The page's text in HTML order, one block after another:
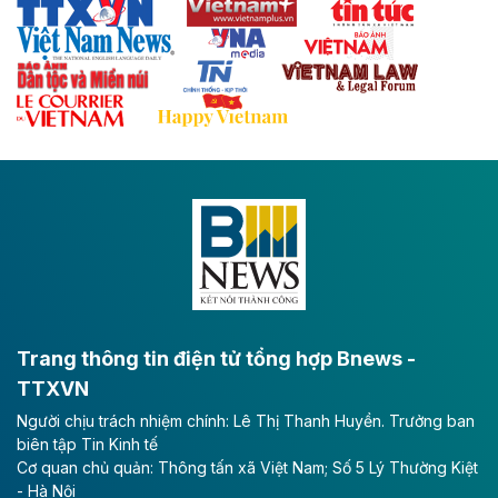
với hệ thống cửa khẩu quốc tế tại Lạng Sơn.
Theo baodautu.vn
Đề xuất đầu tư 11.500 tỷ đồng xây dựng cao
tốc CT.11 qua Ninh Bình
Đông A dài khoảng 25,1 km được kỳ vọng sẽ tạo động
lực phát triển kinh tế - xã hội khu vực phía Nam đồng
Long Thành
Tổng công ty Cảng hàng không Việt Nam - CTCP
(ACV) vừa lập kỷ lục mới về lợi nhuận trong quý
II/2026.
Trang thông tin điện tử tổng hợp Bnews -
TTXVN
Người chịu trách nhiệm chính: Lê Thị Thanh Huyền. Trưởng ban
biên tập Tin Kinh tế
Cơ quan chủ quản: Thông tấn xã Việt Nam; Số 5 Lý Thường Kiệt
- Hà Nội